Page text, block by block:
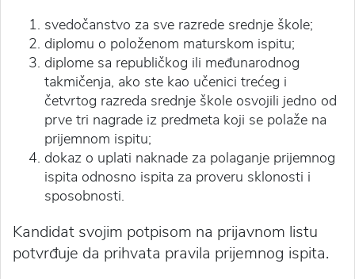
svedočanstvo za sve razrede srednje škole;
diplomu o položenom maturskom ispitu;
diplome sa republičkog ili međunarodnog
takmičenja, ako ste kao učenici trećeg i
četvrtog razreda srednje škole osvojili jedno od
prve tri nagrade iz predmeta koji se polaže na
prijemnom ispitu;
dokaz o uplati naknade za polaganje prijemnog
ispita odnosno ispita za proveru sklonosti i
sposobnosti.
Kandidat svojim potpisom na prijavnom listu
potvrđuje da prihvata pravila prijemnog ispita.